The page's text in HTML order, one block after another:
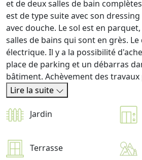
et de deux salles de bain
est de type suite avec son
avec douche. Le sol est en
salles de bains qui sont en grès.
électrique. Il y a la possibilité
place de parking et un débarras
bâtiment. Achèvement des
Lire la suite
Jardin
Terrasse